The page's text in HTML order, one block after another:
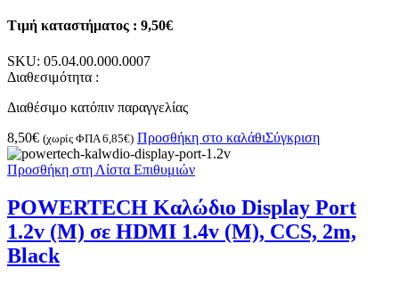
Τιμή καταστήματος : 9,50€
SKU: 05.04.00.000.0007
Διαθεσιμότητα :
Διαθέσιμο κατόπιν παραγγελίας
8,50€ (χωρίς ΦΠΑ 6,85€) Προσθήκη στο καλάθιΣύγκριση
Προσθήκη στη Λίστα Επιθυμιών
POWERTECH Καλώδιο Display Port
1.2v (M) σε HDMI 1.4v (M), CCS, 2m,
Black